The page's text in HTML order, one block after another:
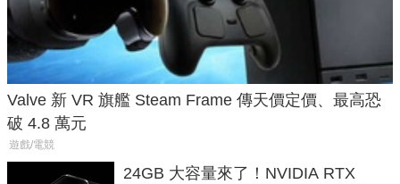
Valve 新 VR 旗艦 Steam Frame 傳天價定價、最高恐
破 4.8 萬元
遊戲/電競
24GB 大容量來了！NVIDIA RTX